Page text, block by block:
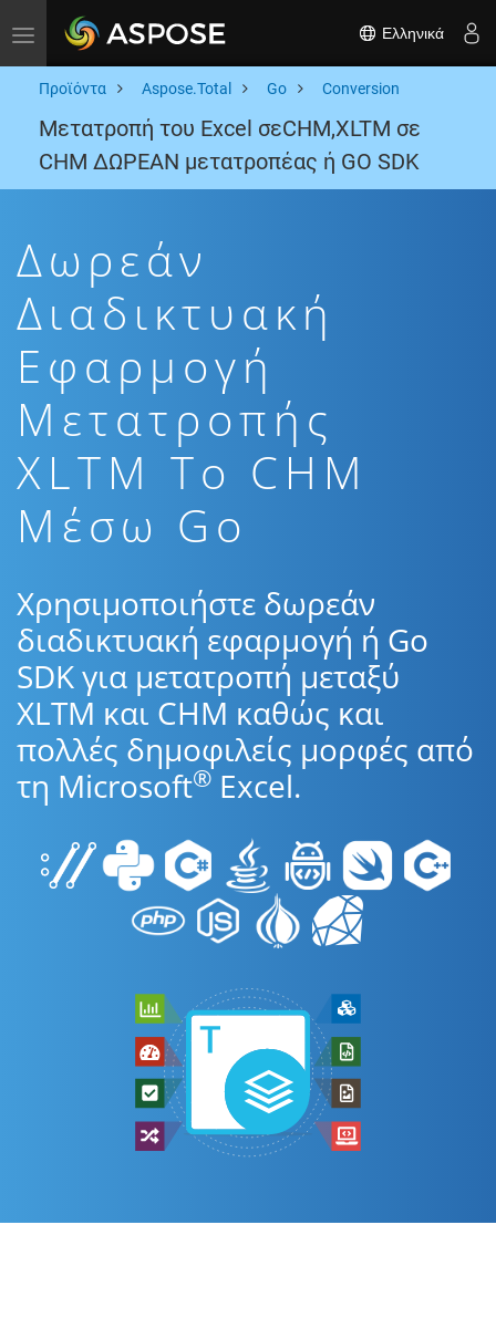
Toggle navigation Ελληνικά
Προϊόντα Aspose.Total Go Conversion
Μετατροπή του Excel σεCHM,XLTM σε
CHM ΔΩΡΕΑΝ μετατροπέας ή GO SDK
Δωρεάν
Διαδικτυακή
Εφαρμογή
Μετατροπής
XLTM To CHM
Μέσω Go
Χρησιμοποιήστε δωρεάν
διαδικτυακή εφαρμογή ή Go
SDK για μετατροπή μεταξύ
XLTM και CHM καθώς και
πολλές δημοφιλείς μορφές από
τη Microsoft® Excel.